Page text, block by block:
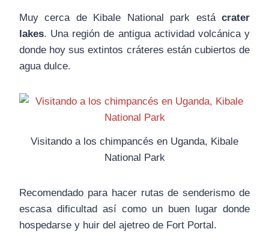
Muy cerca de Kibale National park está crater
lakes. Una región de antigua actividad volcánica y
donde hoy sus extintos cráteres están cubiertos de
agua dulce.
Visitando a los chimpancés en Uganda, Kibale
National Park
Recomendado para hacer rutas de senderismo de
escasa dificultad así como un buen lugar donde
hospedarse y huir del ajetreo de Fort Portal.